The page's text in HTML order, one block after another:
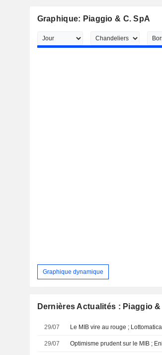
Graphique: Piaggio & C. SpA
Graphique dynamique
Dernières Actualités : Piaggio &
29/07 Le MIB vire au rouge ;
29/07 Optimisme prudent sur le MIB ;